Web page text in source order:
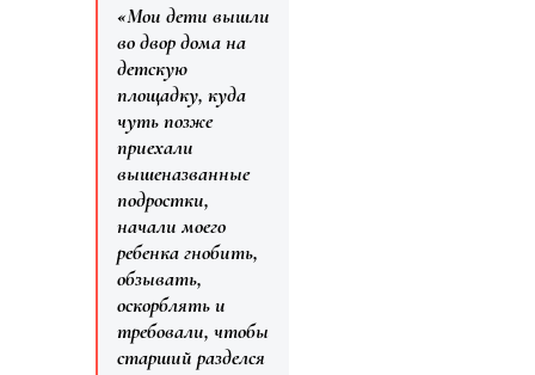
«Мои дети вышли
во двор дома на
детскую
площадку, куда
чуть позже
приехали
вышеназванные
подростки,
начали моего
ребенка гнобить,
обзывать,
оскорблять и
требовали, чтобы
старший разделся